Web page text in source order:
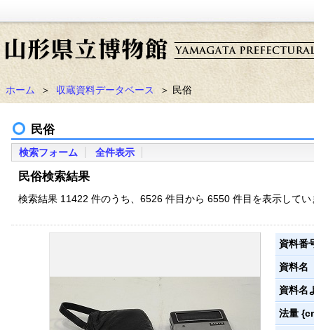
ホーム ＞ 収蔵資料データベース ＞ 民俗
民俗
検索フォーム 全件表示
民俗検索結果
検索結果 11422 件のうち、6526 件目から 6550 件目を表示してい
資料番
資料名
資料名
法量